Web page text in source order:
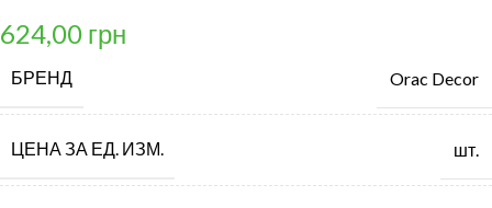
624,00 грн
БРЕНД Orac Decor
ЦЕНА ЗА ЕД. ИЗМ. шт.